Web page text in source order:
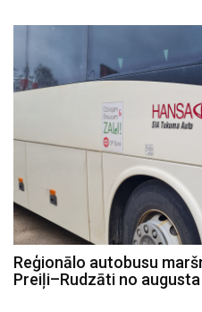
Reģionālo autobusu
Preiļi–Rudzāti no